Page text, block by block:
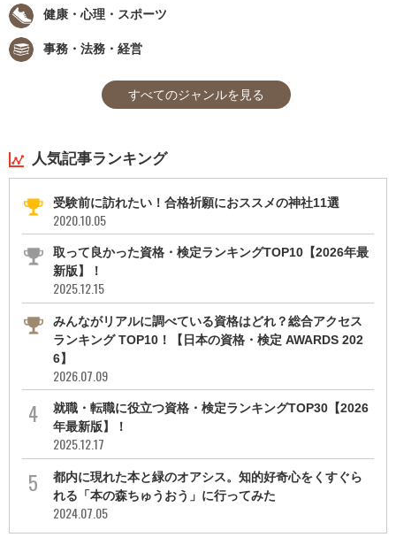
健康・心理・スポーツ
事務・法務・経営
すべてのジャンルを見る
人気記事ランキング
受験前に訪れたい！合格祈願におススメの神社11選
2020.10.05
取って良かった資格・検定ランキングTOP10【2026年最
新版】！
2025.12.15
みんながリアルに調べている資格はどれ？総合アクセス
ランキング TOP10！【日本の資格・検定 AWARDS 202
6】
2026.07.09
就職・転職に役立つ資格・検定ランキングTOP30【2026
年最新版】！
2025.12.17
都内に現れた本と緑のオアシス。知的好奇心をくすぐら
れる「本の森ちゅうおう」に行ってみた
2024.07.05